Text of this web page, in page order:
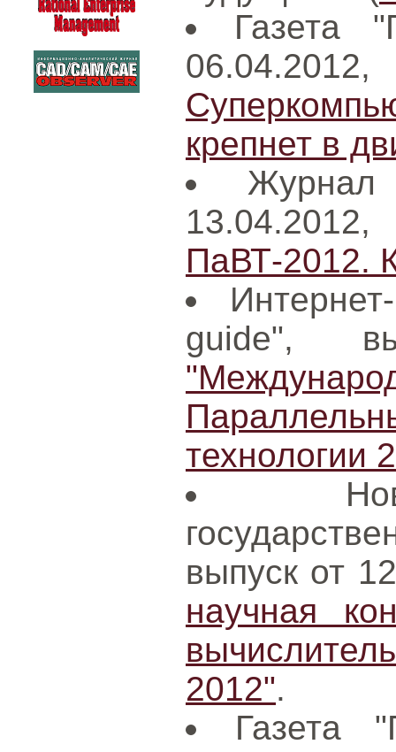
Газета
крепнет в
ПаВТ-2012.
guide",
технологии
выпуск от
научная
2012".
Газета